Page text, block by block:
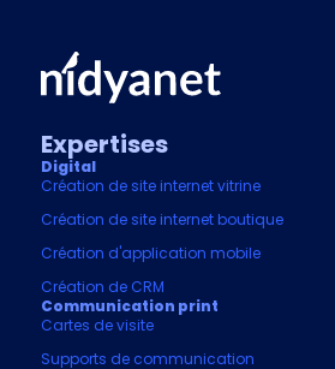
Expertises
Digital
Création de site internet vitrine
Création de site internet boutique
Création d'application mobile
Création de CRM
Communication print
Cartes de visite
Supports de communication